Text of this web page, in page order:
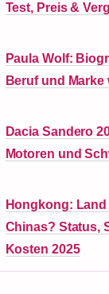
Test, Preis &
Paula Wolf:
Beruf und Marke
Dacia Sandero
Motoren und
Hongkong: Land
Chinas? Status,
Kosten 2025